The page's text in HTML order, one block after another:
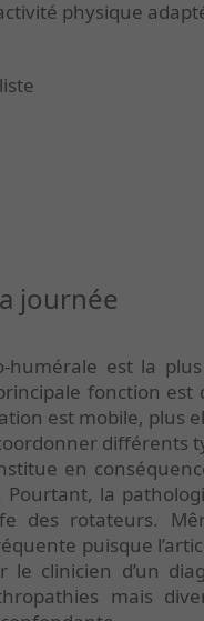
physique
journée
humérale est la
fonction est
est mobile, plus
en
la
des rotateurs.
puisque
le clinicien d’un
mais